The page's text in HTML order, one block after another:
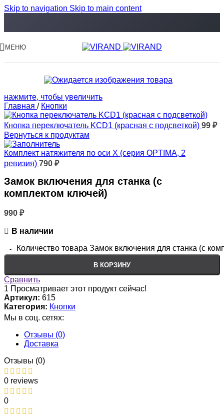
Skip to navigation Skip to main content
МЕНЮ
нажмите, чтобы увеличить
Главная / Кнопки
Кнопка переключатель KCD1 (красная с подсветкой) 99 ₽
Вернуться к продуктам
Комплект натяжителя по оси X (серия OPTIMA, 2
ревизия) 790 ₽
Замок включения для станка (с
комплектом ключей)
990 ₽
В наличии
Количество товара Замок включения для станка (с
В КОРЗИНУ
Сравнить
1 Просматривает этот продукт сейчас!
Артикул: 615
Категория: Кнопки
Мы в соц. сетях:
Отзывы (0)
Доставка
Отзывы (0)
0 reviews
0